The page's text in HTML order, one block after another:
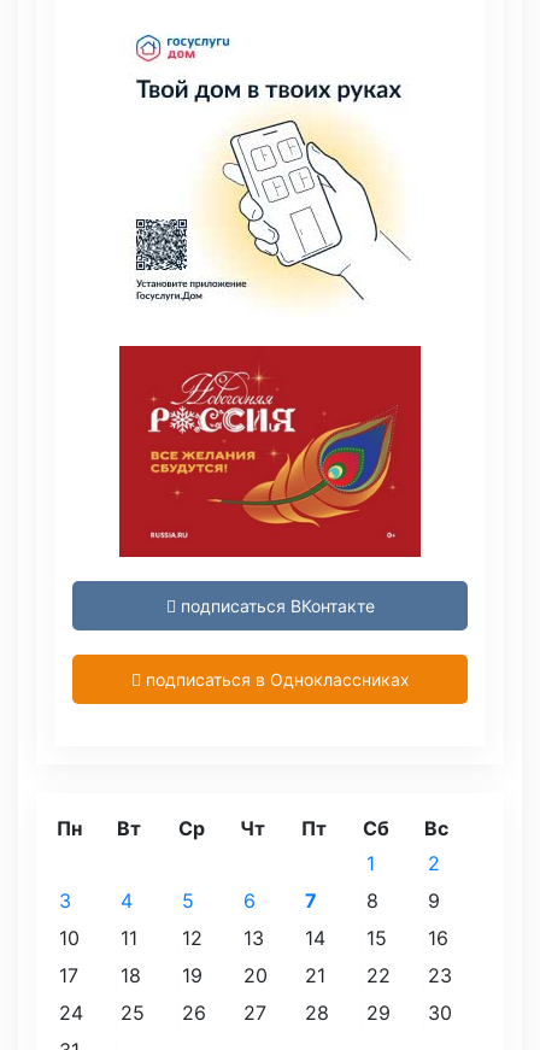
подписаться ВКонтакте
подписаться в Одноклассниках
Пн Вт Ср Чт Пт Сб
Вс
1
2
3
4 5 6 7 8
9
10
11 12 13 14 15
16
17
18 19 20 21 22
23
24
25 26 27 28 29
30